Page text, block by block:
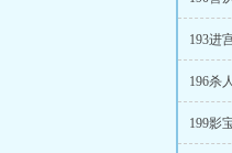
193进
196杀
199影